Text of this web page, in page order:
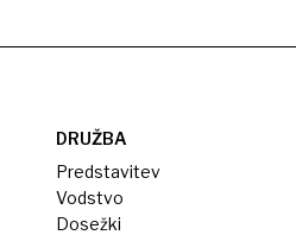
DRUŽBA
Predstavitev
Vodstvo
Dosežki